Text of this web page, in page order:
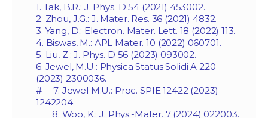
1. Tak, B.R.: J. Phys. D 54 (2021) 453002.
2. Zhou, J.G.: J. Mater. Res. 36 (2021) 4832.
3. Yang, D.: Electron. Mater. Lett. 18 (2022) 113.
4. Biswas, M.: APL Mater. 10 (2022) 060701.
5. Liu, Z.: J. Phys. D 56 (2023) 093002.
6. Jewel, M.U.: Physica Status Solidi A 220
(2023) 2300036.
# 7. Jewel M.U.: Proc. SPIE 12422 (2023)
1242204.
8. Woo, K.: J. Phys.-Mater. 7 (2024) 022003.